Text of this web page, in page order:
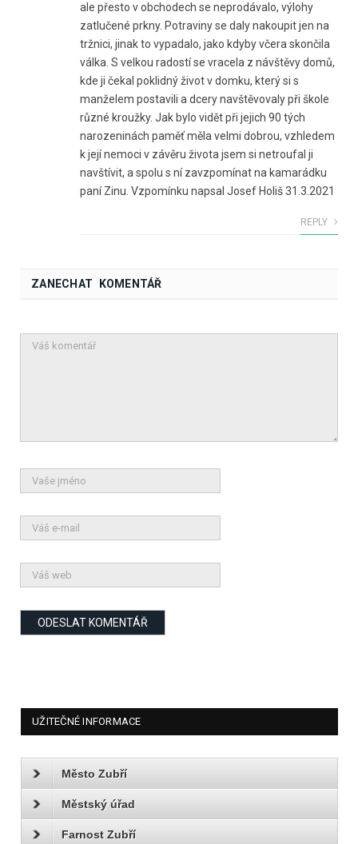
ale přesto v obchodech se neprodávalo, výlohy
zatlučené prkny. Potraviny se daly nakoupit jen na
tržnici, jinak to vypadalo, jako kdyby včera skončila
válka. S velkou radostí se vracela z návštěvy domů,
kde ji čekal poklidný život v domku, který si s
manželem postavili a dcery navštěvovaly při škole
různé kroužky. Jak bylo vidět při jejich 90 tých
narozeninách paměť měla velmi dobrou, vzhledem
k její nemoci v závěru života jsem si netroufal ji
navštívit, a spolu s ní zavzpomínat na kamarádku
paní Zinu. Vzpomínku napsal Josef Holiš 31.3.2021
REPLY
ZANECHAT KOMENTÁŘ
UŽITEČNÉ INFORMACE
Město Zubří
Městský úřad
Farnost Zubří